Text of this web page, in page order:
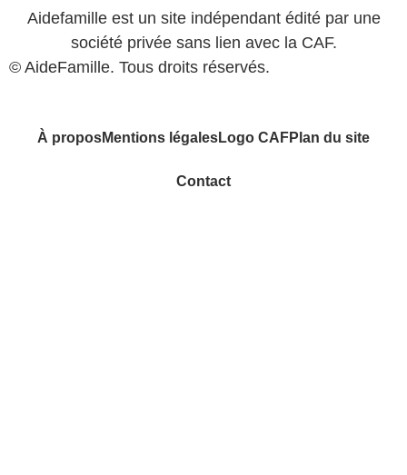
Aidefamille est un site indépendant édité par une
société privée sans lien avec la CAF.
© AideFamille. Tous droits réservés.
À proposMentions légalesLogo CAFPlan du site
Contact